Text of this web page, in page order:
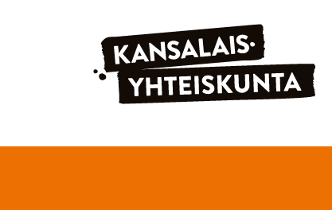
Siirry sisältöön